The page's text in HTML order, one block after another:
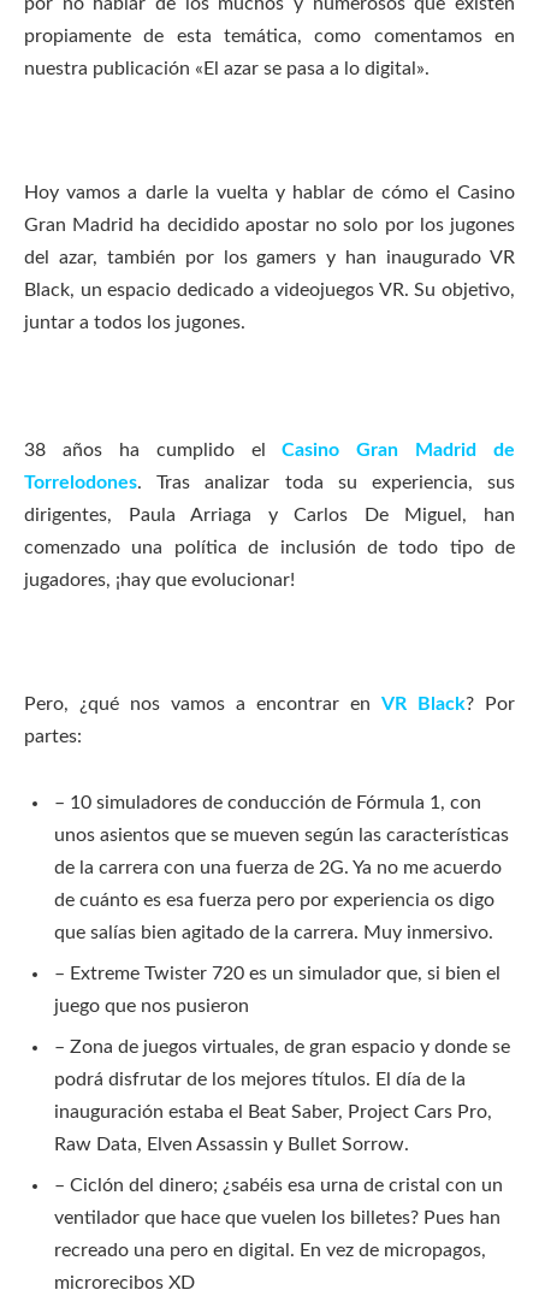
propiamente de esta temática, como comentamos en
nuestra publicación «El azar se pasa a lo digital».
Hoy vamos a darle la vuelta y hablar de cómo el Casino
Gran Madrid ha decidido apostar no solo por los jugones
del azar, también por los gamers y han inaugurado VR
Black, un espacio dedicado a videojuegos VR. Su objetivo,
juntar a todos los jugones.
38 años ha cumplido elCasino Gran Madrid de
Torrelodones. Tras analizar toda su experiencia, sus
dirigentes, Paula Arriaga y Carlos De Miguel, han
comenzado una política de inclusión de todo tipo de
jugadores, ¡hay que evolucionar!
Pero, ¿qué nos vamos a encontrar en VR Black? Por
partes:
– 10 simuladores de conducción de Fórmula 1, con
unos asientos que se mueven según las características
de la carrera con una fuerza de 2G. Ya no me acuerdo
de cuánto es esa fuerza pero por experiencia os digo
que salías bien agitado de la carrera. Muy inmersivo.
– Extreme Twister 720 es un simulador que, si bien el
juego que nos pusieron
– Zona de juegos virtuales, de gran espacio y donde se
podrá disfrutar de los mejores títulos. El día de la
inauguración estaba el Beat Saber, Project Cars Pro,
Raw Data, Elven Assassin y Bullet Sorrow.
– Ciclón del dinero; ¿sabéis esa urna de cristal con un
ventilador que hace que vuelen los billetes? Pues han
recreado una pero en digital. En vez de micropagos,
microrecibos XD